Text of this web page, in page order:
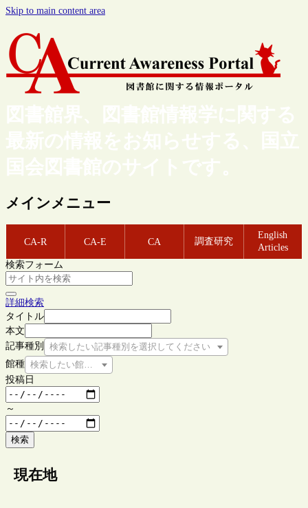
Skip to main content area
図書館界、図書館情報学に関する
最新の情報をお知らせする、国立
国会図書館のサイトです。
メインメニュー
CA-R CA-E CA 調査研究
English
Articles
検索フォーム
詳細検索
タイトル
本文
記事種別
検索したい記事種別を選択してください
館種 検索したい館種を選択してください
投稿日
～
検索
現在地